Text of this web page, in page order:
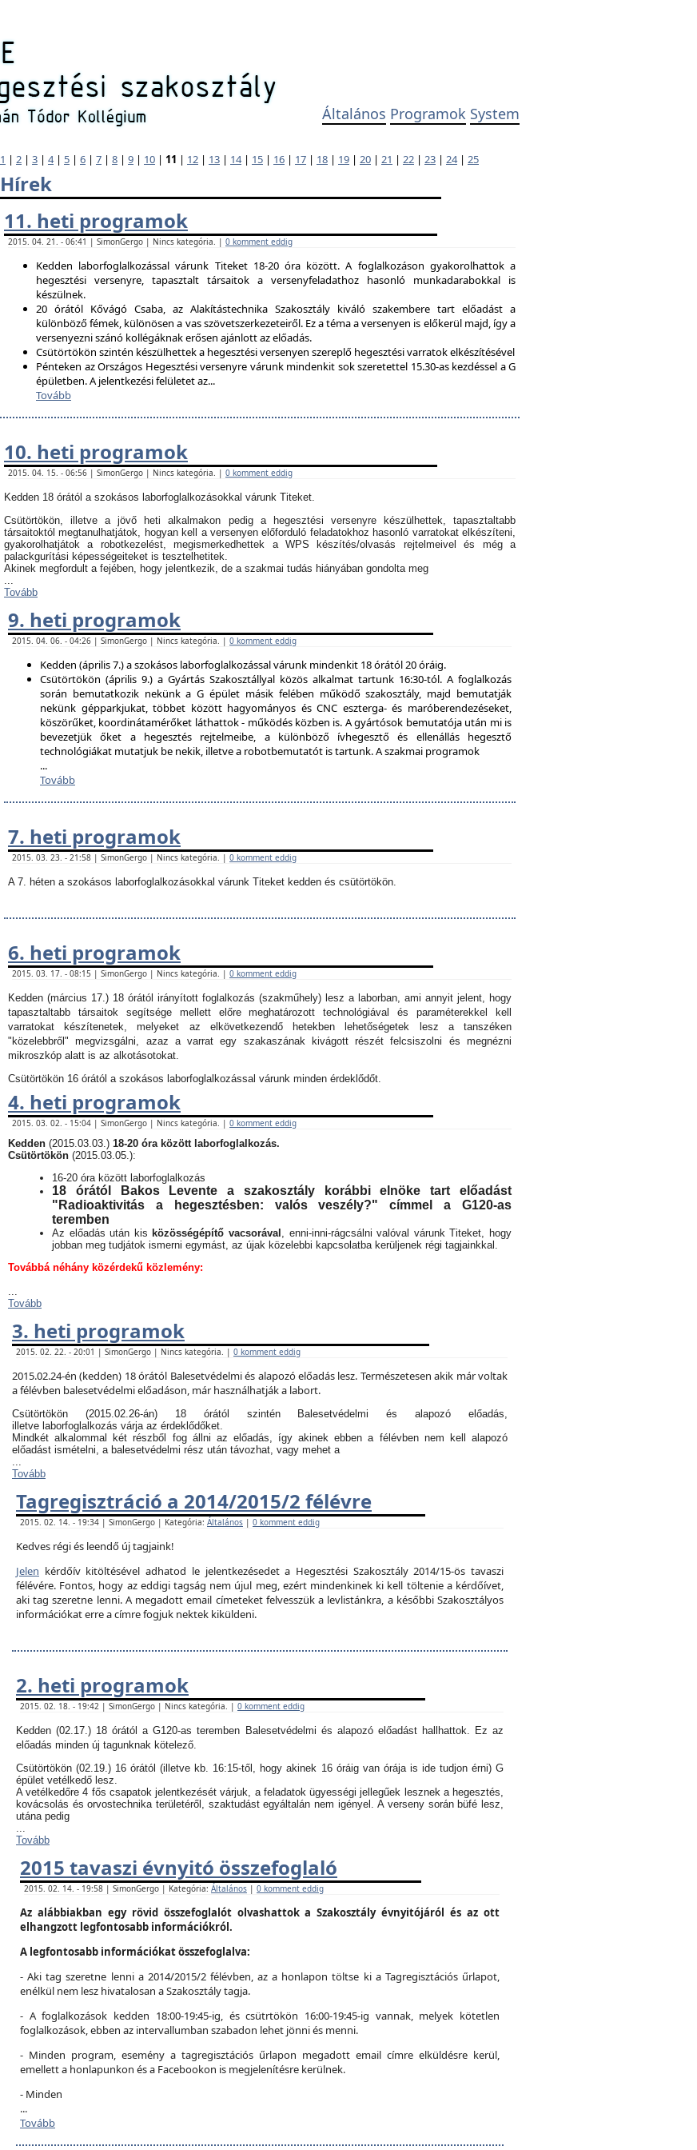
Általános Programok System
1 | 2 | 3 | 4| 5 | 6 | 7 | 8 | 9 | 10 | 11 | 12 | 13 | 14| 15 | 16 | 17 | 18 | 19 | 20 | 21 | 22 | 23 | 24| 25
Hírek
11. heti programok
2015. 04. 21. - 06:41 | SimonGergo | Nincs kategória. | 0 komment eddig
Kedden laborfoglalkozással várunk Titeket 18-20 óra között. A foglalkozáson gyakorolhattok a
hegesztési versenyre, tapasztalt társaitok a versenyfeladathoz hasonló munkadarabokkal is
készülnek.
20 órától Kővágó Csaba, az Alakítástechnika Szakosztály kiváló szakembere tart előadást a
különböző fémek, különösen a vas szövetszerkezeteiről. Ez a téma a versenyen is előkerül majd, így a
versenyezni szánó kollégáknak erősen ajánlott az előadás.
Csütörtökön szintén készülhettek a hegesztési versenyen szereplő hegesztési varratok elkészítésével
Pénteken az Országos Hegesztési versenyre várunk mindenkit sok szeretettel 15.30-as kezdéssel a G
épületben. A jelentkezési felületet az...
Tovább
10. heti programok
2015. 04. 15. - 06:56 | SimonGergo | Nincs kategória. | 0 komment eddig
Kedden 18 órától a szokásos laborfoglalkozásokkal várunk Titeket.
Csütörtökön, illetve a jövő heti alkalmakon pedig a hegesztési versenyre készülhettek, tapasztaltabb
társaitoktól megtanulhatjátok, hogyan kell a versenyen előforduló feladatokhoz hasonló varratokat elkészíteni,
gyakorolhatjátok a robotkezelést, megismerkedhettek a WPS készítés/olvasás rejtelmeivel és még a
palackgurítási képességeiteket is tesztelhetitek.
Akinek megfordult a fejében, hogy jelentkezik, de a szakmai tudás hiányában gondolta meg
...
Tovább
9. heti programok
2015. 04. 06. - 04:26 | SimonGergo | Nincs kategória. | 0 komment eddig
Kedden (április 7.) a szokásos laborfoglalkozással várunk mindenkit 18 órától 20 óráig.
Csütörtökön (április 9.) a Gyártás Szakosztállyal közös alkalmat tartunk 16:30-tól. A foglalkozás
során bemutatkozik nekünk a G épület másik felében működő szakosztály, majd bemutatják
nekünk gépparkjukat, többet között hagyományos és CNC eszterga- és maróberendezéseket,
köszörűket, koordinátamérőket láthattok - működés közben is. A gyártósok bemutatója után mi is
bevezetjük őket a hegesztés rejtelmeibe, a különböző ívhegesztő és ellenállás hegesztő
technológiákat mutatjuk be nekik, illetve a robotbemutatót is tartunk. A szakmai programok
...
Tovább
7. heti programok
2015. 03. 23. - 21:58 | SimonGergo | Nincs kategória. | 0 komment eddig
A 7. héten a szokásos laborfoglalkozásokkal várunk Titeket kedden és csütörtökön.
6. heti programok
2015. 03. 17. - 08:15 | SimonGergo | Nincs kategória. | 0 komment eddig
Kedden (március 17.) 18 órától irányított foglalkozás (szakműhely) lesz a laborban, ami annyit jelent, hogy
tapasztaltabb társaitok segítsége mellett előre meghatározott technológiával és paraméterekkel kell
varratokat készítenetek, melyeket az elkövetkezendő hetekben lehetőségetek lesz a tanszéken
"közelebbről" megvizsgálni, azaz a varrat egy szakaszának kivágott részét felcsiszolni és megnézni
mikroszkóp alatt is az alkotásotokat.
Csütörtökön 16 órától a szokásos laborfoglalkozással várunk minden érdeklődőt.
4. heti programok
2015. 03. 02. - 15:04 | SimonGergo | Nincs kategória. | 0 komment eddig
Kedden (2015.03.03.) 18-20 óra között laborfoglalkozás.
Csütörtökön (2015.03.05.):
16-20 óra között laborfoglalkozás
18 órától Bakos Levente a szakosztály korábbi elnöke tart előadást
"Radioaktivitás a hegesztésben: valós veszély?" címmel a G120-as
teremben
Az előadás után kis közösségépítő vacsorával , enni-inni-rágcsálni valóval várunk Titeket, hogy
jobban meg tudjátok ismerni egymást, az újak közelebbi kapcsolatba kerüljenek régi tagjainkkal.
Továbbá néhány közérdekű közlemény:
...
Tovább
3. heti programok
2015. 02. 22. - 20:01 | SimonGergo | Nincs kategória. | 0 komment eddig
2015.02.24-én (kedden) 18 órától Balesetvédelmi és alapozó előadás lesz. Természetesen akik már voltak
a félévben balesetvédelmi előadáson, már használhatják a labort.
Csütörtökön (2015.02.26-án) 18 órától szintén Balesetvédelmi és alapozó előadás,
illetve laborfoglalkozás várja az érdeklődőket.
Mindkét alkalommal két részből fog állni az előadás, így akinek ebben a félévben nem kell alapozó
előadást ismételni, a balesetvédelmi rész után távozhat, vagy mehet a
...
Tovább
Tagregisztráció a 2014/2015/2 félévre
2015. 02. 14. - 19:34 | SimonGergo | Kategória: Általános | 0 komment eddig
Kedves régi és leendő új tagjaink!
Jelen kérdőív kitöltésével adhatod le jelentkezésedet a Hegesztési Szakosztály 2014/15-ös tavaszi
félévére. Fontos, hogy az eddigi tagság nem újul meg, ezért mindenkinek ki kell töltenie a kérdőívet,
aki tag szeretne lenni. A megadott email címeteket felvesszük a levlistánkra, a későbbi Szakosztályos
információkat erre a címre fogjuk nektek kiküldeni.
2. heti programok
2015. 02. 18. - 19:42 | SimonGergo | Nincs kategória. | 0 komment eddig
Kedden (02.17.) 18 órától a G120-as teremben Balesetvédelmi és alapozó előadást hallhattok. Ez az
előadás minden új tagunknak kötelező.
Csütörtökön (02.19.) 16 órától (illetve kb. 16:15-től, hogy akinek 16 óráig van órája is ide tudjon érni) G
épület vetélkedő lesz.
A vetélkedőre 4 fős csapatok jelentkezését várjuk, a feladatok ügyességi jellegűek lesznek a hegesztés,
kovácsolás és orvostechnika területéről, szaktudást egyáltalán nem igényel. A verseny során büfé lesz,
utána pedig
...
Tovább
2015 tavaszi évnyitó összefoglaló
2015. 02. 14. - 19:58 | SimonGergo | Kategória: Általános | 0 komment eddig
Az alábbiakban egy rövid összefoglalót olvashattok a Szakosztály évnyitójáról és az ott
elhangzott legfontosabb információkról.
A legfontosabb információkat összefoglalva:
- Aki tag szeretne lenni a 2014/2015/2 félévben, az a honlapon töltse ki a Tagregisztációs űrlapot,
enélkül nem lesz hivatalosan a Szakosztály tagja.
- A foglalkozások kedden 18:00-19:45-ig, és csütrtökön 16:00-19:45-ig vannak, melyek kötetlen
foglalkozások, ebben az intervallumban szabadon lehet jönni és menni.
- Minden program, esemény a tagregisztációs űrlapon megadott email címre elküldésre kerül,
emellett a honlapunkon és a Facebookon is megjelenítésre kerülnek.
- Minden
...
Tovább